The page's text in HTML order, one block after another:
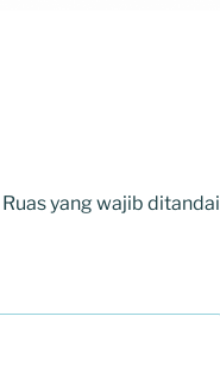
Ruas yang wajib ditandai